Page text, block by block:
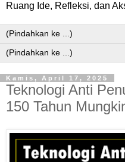
Ruang Ide, Refleksi, dan
Kamis, April 17, 2025
Teknologi Anti
150 Tahun